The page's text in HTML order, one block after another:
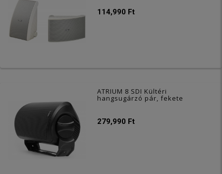
114,990 Ft
ATRIUM 8 SDI Kültéri
hangsugárzó pár, fekete
279,990 Ft